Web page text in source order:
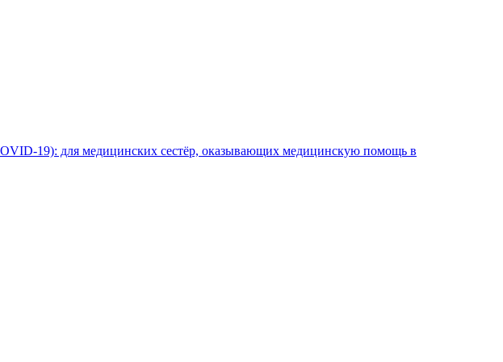
19): для медицинских сестёр, оказывающих медицинскую помощь в